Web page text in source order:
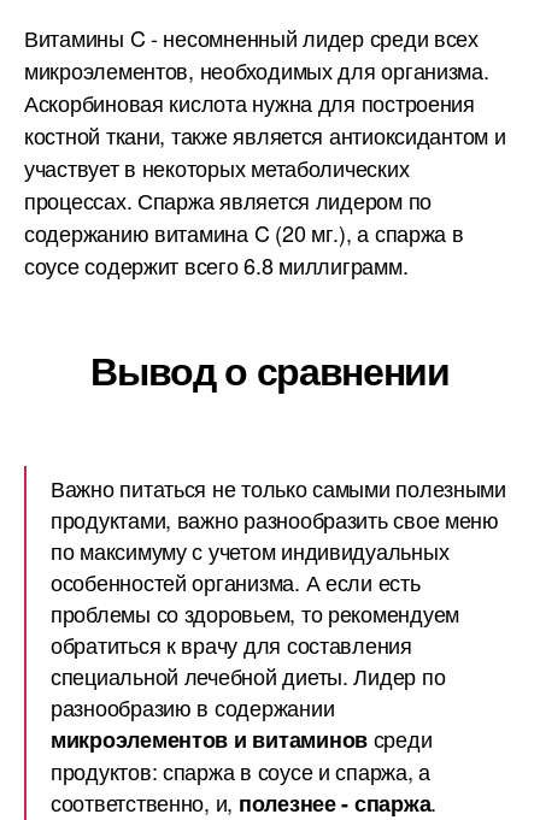
Витамины C - несомненный лидер среди всех
микроэлементов, необходимых для организма.
Аскорбиновая кислота нужна для построения
костной ткани, также является антиоксидантом и
участвует в некоторых метаболических
процессах. Спаржа является лидером по
содержанию витамина C (20 мг.), а спаржа в
соусе содержит всего 6.8 миллиграмм.
Вывод о сравнении
Важно питаться не только самыми полезными
продуктами, важно разнообразить свое меню
по максимуму с учетом индивидуальных
особенностей организма. А если есть
проблемы со здоровьем, то рекомендуем
обратиться к врачу для составления
специальной лечебной диеты. Лидер по
разнообразию в содержании
микроэлементов и витаминовсреди
продуктов: спаржа в соусе и спаржа, а
соответственно, и, полезнее - спаржа.